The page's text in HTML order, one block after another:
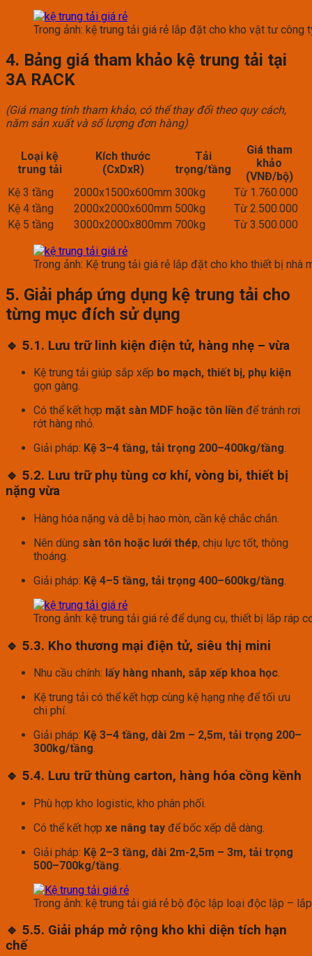
Trong ảnh: kệ trung tải giá rẻ lắp đặt cho kho vật tư công
4. Bảng giá tham khảo kệ trung tải tại
3A RACK
(Giá mang tính tham khảo, có thể thay đổi theo quy cách,
năm sản xuất và số lượng đơn hàng)
Loại kệ
trung tải
Kích thước
(CxDxR)
Tải
trọng/tầng
Giá tham
khảo
(VNĐ/bộ)
Kệ 3 tầng
2000x1500x600mm 300kg
Từ 1.760.000
Kệ 4 tầng
2000x2000x600mm 500kg
Từ 2.500.000
Kệ 5 tầng
3000x2000x800mm 700kg Từ 3.500.000
Trong ảnh: Kệ trung tải giá rẻ lắp đặt cho kho thiết bị nhà
5. Giải pháp ứng dụng kệ trung tải cho
từng mục đích sử dụng
🔹 5.1. Lưu trữ linh kiện điện tử, hàng nhẹ – vừa
Kệ trung tải giúp sắp xếp bo mạch, thiết bị, phụ kiện
gọn gàng.
Có thể kết hợp mặt sàn MDF hoặc tôn liền để tránh rơi
rớt hàng nhỏ.
Giải pháp: Kệ 3–4 tầng, tải trọng 200–400kg/tầng.
🔹 5.2. Lưu trữ phụ tùng cơ khí, vòng bi, thiết bị
nặng vừa
Hàng hóa nặng và dễ bị hao mòn, cần kệ chắc chắn.
Nên dùng sàn tôn hoặc lưới thép, chịu lực tốt, thông
thoáng.
Giải pháp: Kệ 4–5 tầng, tải trọng 400–600kg/tầng.
Trong ảnh: kệ trung tải giá rẻ để dụng cụ, thiết bị lắp ráp
🔹 5.3. Kho thương mại điện tử, siêu thị mini
Nhu cầu chính: lấy hàng nhanh, sắp xếp khoa học.
Kệ trung tải có thể kết hợp cùng kệ hạng nhẹ để tối ưu
chi phí.
Giải pháp: Kệ 3–4 tầng, dài 2m – 2,5m, tải trọng 200–
300kg/tầng.
🔹 5.4. Lưu trữ thùng carton, hàng hóa cồng kềnh
Phù hợp kho logistic, kho phân phối.
Có thể kết hợp xe nâng tay để bốc xếp dễ dàng.
Giải pháp: Kệ 2–3 tầng, dài 2m-2,5m – 3m, tải trọng
500–700kg/tầng.
Trong ảnh: kệ trung tải giá rẻ bộ độc lập loại độc lập –
🔹 5.5. Giải pháp mở rộng kho khi diện tích hạn
chế